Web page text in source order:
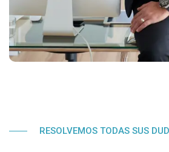
RESOLVEMOS TODAS SUS